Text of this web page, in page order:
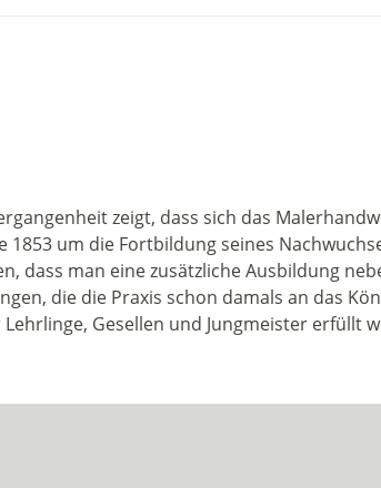
zeigt, dass sich das
1853 um die Fortbildung seines
dass man eine zusätzliche Ausbildung
die die Praxis schon damals an das
Gesellen und Jungmeister erfüllt